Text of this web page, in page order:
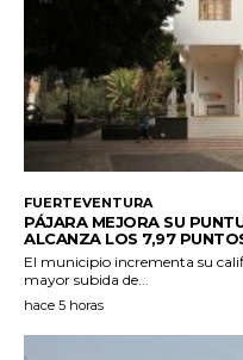
FUERTEVENTURA
PÁJARA MEJORA SU
ALCANZA LOS 7,97
El municipio incrementa su
mayor subida de...
hace 5 horas